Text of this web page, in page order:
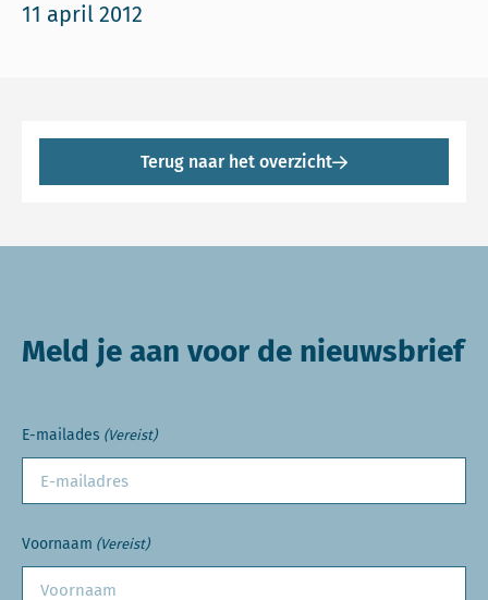
11 april 2012
Terug naar het overzicht
Meld je aan voor de nieuwsbrief
E-mailades (Vereist)
Voornaam (Vereist)